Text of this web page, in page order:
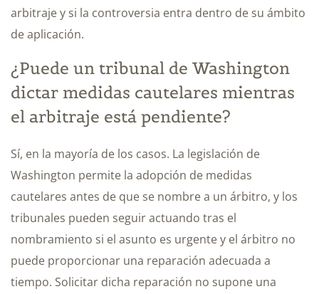
arbitraje y si la controversia entra dentro de su ámbito
de aplicación.
¿Puede un tribunal de Washington
dictar medidas cautelares mientras
el arbitraje está pendiente?
Sí, en la mayoría de los casos. La legislación de
Washington permite la adopción de medidas
cautelares antes de que se nombre a un árbitro, y los
tribunales pueden seguir actuando tras el
nombramiento si el asunto es urgente y el árbitro no
puede proporcionar una reparación adecuada a
tiempo. Solicitar dicha reparación no supone una